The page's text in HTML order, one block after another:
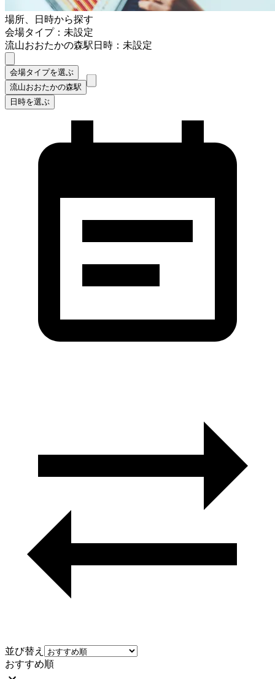
場所、日時から探す
会場タイプ：未設定
流山おおたかの森駅日時：未設定
会場タイプを選ぶ
流山おおたかの森駅
日時を選ぶ
並び替え
おすすめ順